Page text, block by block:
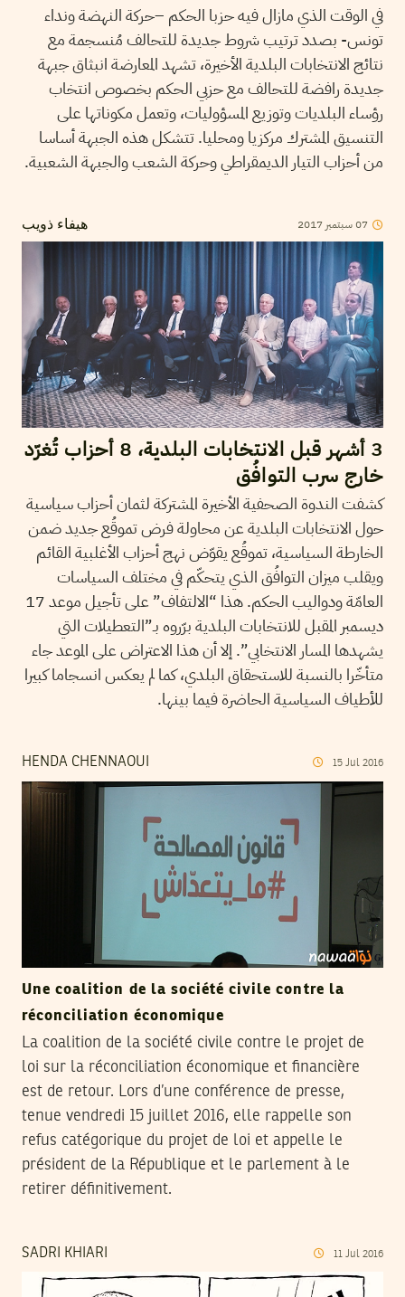
في الوقت الذي مازال فيه حزبا الحكم –حركة النهضة ونداء
تونس- بصدد ترتيب شروط جديدة للتحالف مُنسجمة مع
نتائج الانتخابات البلدية الأخيرة، تشهد المعارضة انبثاق جبهة
جديدة رافضة للتحالف مع حزبي الحكم بخصوص انتخاب
رؤساء البلديات وتوزيع المسؤوليات، وتعمل مكوناتها على
التنسيق المشترك مركزيا ومحليا. تتشكل هذه الجبهة أساسا
من أحزاب التيار الديمقراطي وحركة الشعب والجبهة الشعبية.
هيفاء ذويب 07سبتمبر 2017
3 أشهر قبل الانتخابات البلدية، 8 أحزاب تُغرّد
خارج سرب التوافُق
كشفت الندوة الصحفية الأخيرة المشتركة لثمان أحزاب سياسية
حول الانتخابات البلدية عن محاولة فرض تموقُع جديد ضمن
الخارطة السياسية، تموقُع يقوّض نهج أحزاب الأغلبية القائم
ويقلب ميزان التوافُق الذي يتحكّم في مختلف السياسات
العامّة ودواليب الحكم. هذا “الالتفاف” على تأجيل موعد 17
ديسمبر المقبل للانتخابات البلدية برّروه بـ”التعطيلات التي
يشهدها المسار الانتخابي”. إلا أن هذا الاعتراض على الموعد جاء
متأخّرا بالنسبة للاستحقاق البلدي، كما لم يعكس انسجاما كبيرا
للأطياف السياسية الحاضرة فيما بينها.
HENDA CHENNAOUI 15 Jul 2016
Une coalition de la société civile contre la
réconciliation économique
La coalition de la société civile contre le projet de
loi sur la réconciliation économique et financière
est de retour. Lors d’une conférence de presse,
tenue vendredi 15 juillet 2016, elle rappelle son
refus catégorique du projet de loi et appelle le
président de la République et le parlement à le
retirer définitivement.
SADRI KHIARI 11 Jul 2016